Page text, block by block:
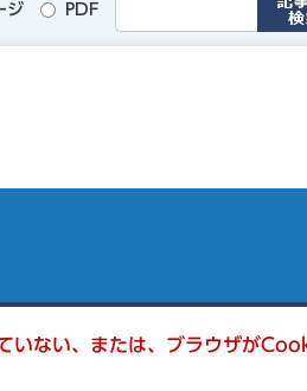
ジ PDF
ない、または、ブラウザが